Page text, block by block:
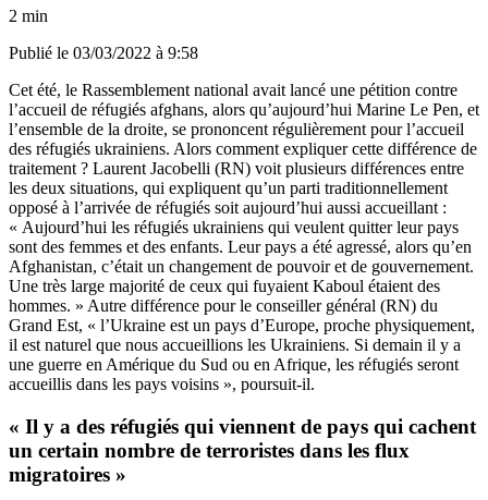
2 min
Publié le 03/03/2022 à 9:58
Cet été, le Rassemblement national avait lancé une pétition contre
l’accueil de réfugiés afghans, alors qu’aujourd’hui Marine Le Pen, et
l’ensemble de la droite, se prononcent régulièrement pour l’accueil
des réfugiés ukrainiens. Alors comment expliquer cette différence de
traitement ? Laurent Jacobelli (RN) voit plusieurs différences entre
les deux situations, qui expliquent qu’un parti traditionnellement
opposé à l’arrivée de réfugiés soit aujourd’hui aussi accueillant :
« Aujourd’hui les réfugiés ukrainiens qui veulent quitter leur pays
sont des femmes et des enfants. Leur pays a été agressé, alors qu’en
Afghanistan, c’était un changement de pouvoir et de gouvernement.
Une très large majorité de ceux qui fuyaient Kaboul étaient des
hommes. » Autre différence pour le conseiller général (RN) du
Grand Est, « l’Ukraine est un pays d’Europe, proche physiquement,
il est naturel que nous accueillions les Ukrainiens. Si demain il y a
une guerre en Amérique du Sud ou en Afrique, les réfugiés seront
accueillis dans les pays voisins », poursuit-il.
« Il y a des réfugiés qui viennent de pays qui cachent
un certain nombre de terroristes dans les flux
migratoires »